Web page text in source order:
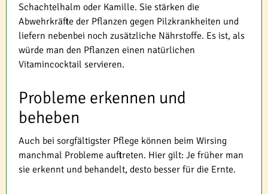
Schachtelhalm oder Kamille. Sie stärken die
Abwehrkräfte der Pflanzen gegen Pilzkrankheiten und
liefern nebenbei noch zusätzliche Nährstoffe. Es ist, als
würde man den Pflanzen einen natürlichen
Vitamincocktail servieren.
Probleme erkennen und
beheben
Auch bei sorgfältigster Pflege können beim Wirsing
manchmal Probleme auftreten. Hier gilt: Je früher man
sie erkennt und behandelt, desto besser für die Ernte.